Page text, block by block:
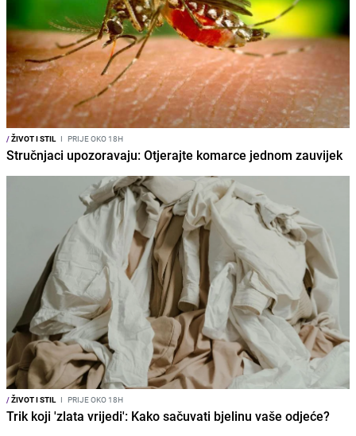
/ŽIVOT I STIL I PRIJE OKO 18H
Stručnjaci upozoravaju: Otjerajte komarce jednom zauvijek
/ŽIVOT I STIL I PRIJE OKO 18H
Trik koji 'zlata vrijedi': Kako sačuvati bjelinu vaše odjeće?